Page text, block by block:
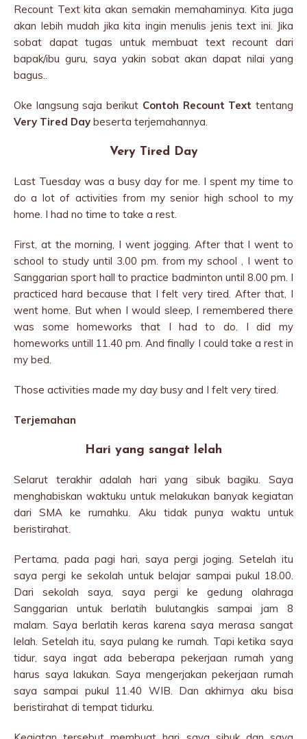
Recount Text kita akan semakin memahaminya. Kita juga
akan lebih mudah jika kita ingin menulis jenis text ini. Jika
sobat dapat tugas untuk membuat text recount dari
bapak/ibu guru, saya yakin sobat akan dapat nilai yang
bagus..
Oke langsung saja berikut Contoh Recount Text tentang
Very Tired Day beserta terjemahannya.
Very Tired Day
Last Tuesday was a busy day for me. I spent my time to
do a lot of activities from my senior high school to my
home. I had no time to take a rest.
First, at the morning, I went jogging. After that I went to
school to study until 3.00 pm. from my school , I went to
Sanggarian sport hall to practice badminton until 8.00 pm. I
practiced hard because that I felt very tired. After that, I
went home. But when I would sleep, I remembered there
was some homeworks that I had to do. I did my
homeworks untill 11.40 pm. And finally I could take a rest in
my bed.
Those activities made my day busy and I felt very tired.
Terjemahan
Hari yang sangat lelah
Selarut terakhir adalah hari yang sibuk bagiku. Saya
menghabiskan waktuku untuk melakukan banyak kegiatan
dari SMA ke rumahku. Aku tidak punya waktu untuk
beristirahat.
Pertama, pada pagi hari, saya pergi joging. Setelah itu
saya pergi ke sekolah untuk belajar sampai pukul 18.00.
Dari sekolah saya, saya pergi ke gedung olahraga
Sanggarian untuk berlatih bulutangkis sampai jam 8
malam. Saya berlatih keras karena saya merasa sangat
lelah. Setelah itu, saya pulang ke rumah. Tapi ketika saya
tidur, saya ingat ada beberapa pekerjaan rumah yang
harus saya lakukan. Saya mengerjakan pekerjaan rumah
saya sampai pukul 11.40 WIB. Dan akhirnya aku bisa
beristirahat di tempat tidurku.